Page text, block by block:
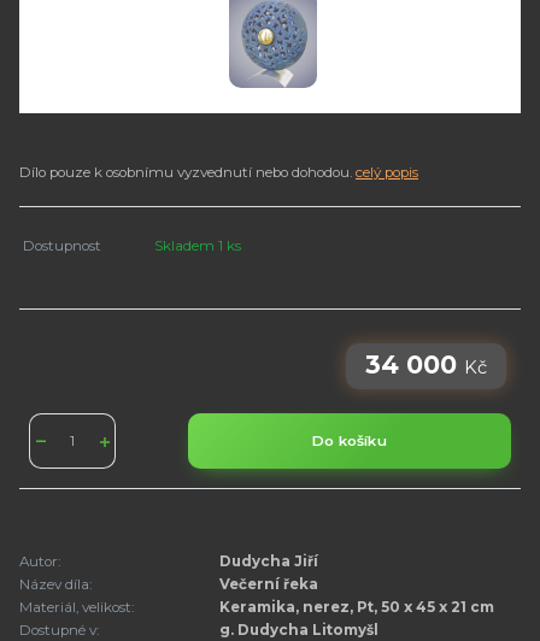
Dílo pouze k osobnímu vyzvednutí nebo dohodou. celý popis
Dostupnost Skladem 1 ks
34 000 Kč
Do košíku
Autor:
Dudycha Jiří
Název díla:
Večerní řeka
Materiál, velikost:
Keramika, nerez, Pt, 50 x 45 x 21 cm
Dostupné v:
g. Dudycha Litomyšl